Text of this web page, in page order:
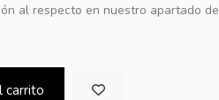
al respecto en nuestro apartado de
carrito